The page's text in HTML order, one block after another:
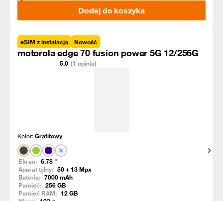
Dodaj do koszyka
eSIM z instalacją Nowość
motorola edge 70 fusion power 5G 12/256G
5.0 (1 opinia)
Kolor:Grafitowy
Ekran: 6.78 "
Aparat tylny: 50 + 13Mpx
Bateria: 7000mAh
Pamięć: 256GB
Pamięć RAM: 12GB